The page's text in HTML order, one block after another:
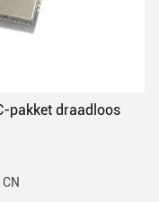
pakket draadloos